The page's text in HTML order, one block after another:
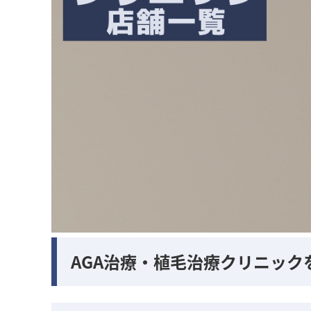
AGA治療・植毛治療クリニック